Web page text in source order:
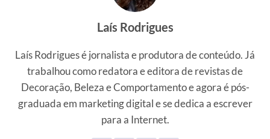
Laís Rodrigues
Laís Rodrigues é jornalista e produtora de conteúdo. Já
trabalhou como redatora e editora de revistas de
Decoração, Beleza e Comportamento e agora é pós-
graduada em marketing digital e se dedica a escrever
para a Internet.